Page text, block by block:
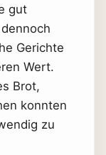
gut
Gerichte
Wert.
Brot,
konnten
zu